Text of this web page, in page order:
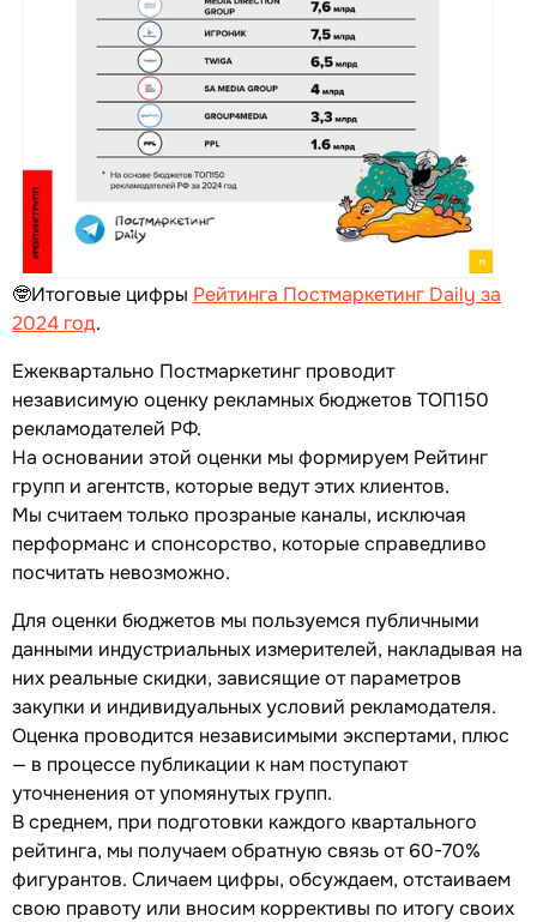
🤓Итоговые цифры Рейтинга Постмаркетинг Daily за
2024 год.
Ежеквартально Постмаркетинг проводит
независимую оценку рекламных бюджетов ТОП150
рекламодателей РФ.
На основании этой оценки мы формируем Рейтинг
групп и агентств, которые ведут этих клиентов.
Мы считаем только прозраные каналы, исключая
перформанс и спонсорство, которые справедливо
посчитать невозможно.
Для оценки бюджетов мы пользуемся публичными
данными индустриальных измерителей, накладывая на
них реальные скидки, зависящие от параметров
закупки и индивидуальных условий рекламодателя.
Оценка проводится независимыми экспертами, плюс
— в процессе публикации к нам поступают
уточненения от упомянутых групп.
В среднем, при подготовки каждого квартального
рейтинга, мы получаем обратную связь от 60-70%
фигурантов. Сличаем цифры, обсуждаем, отстаиваем
свою правоту или вносим коррективы по итогу своих